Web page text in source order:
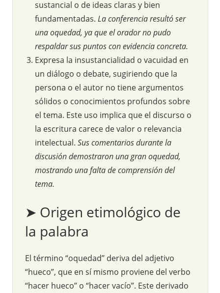
sustancial o de ideas claras y bien
fundamentadas. La conferencia resultó ser
una oquedad, ya que el orador no pudo
respaldar sus puntos con evidencia concreta.
Expresa la insustancialidad o vacuidad en
un diálogo o debate, sugiriendo que la
persona o el autor no tiene argumentos
sólidos o conocimientos profundos sobre
el tema. Este uso implica que el discurso o
la escritura carece de valor o relevancia
intelectual. Sus comentarios durante la
discusión demostraron una gran oquedad,
mostrando una falta de comprensión del
tema.
➤ Origen etimológico de
la palabra
El término “oquedad” deriva del adjetivo
“hueco”, que en sí mismo proviene del verbo
“hacer hueco” o “hacer vacío”. Este derivado